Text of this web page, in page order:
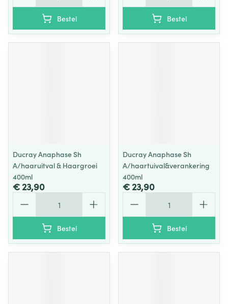
Bestel Bestel
Ducray Anaphase Sh
A/haaruitval & Haargroei
400ml
€ 23,90
Bestel
Ducray Anaphase Sh
A/haartuival&verankering
400ml
€ 23,90
Bestel